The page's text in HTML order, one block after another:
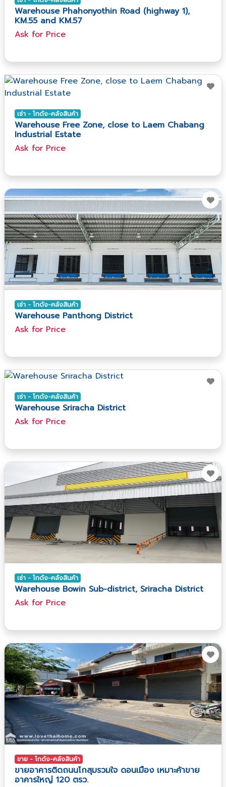
Warehouse Phahonyothin Road (highway 1),
KM.55 and KM.57
Ask​ for​ Price
เช่า - โกดัง-คลังสินค้า
Warehouse Free Zone, close to Laem Chabang
Industrial Estate
Ask​ for​ Price
เช่า - โกดัง-คลังสินค้า
Warehouse Panthong District
Ask​ for​ Price
เช่า - โกดัง-คลังสินค้า
Warehouse Sriracha District
Ask​ for​ Price
เช่า - โกดัง-คลังสินค้า
Warehouse Bowin Sub-district, Sriracha District
Ask​ for​ Price
ขาย - โกดัง-คลังสินค้า
ขายอาคารติดถนนโกสุมรวมใจ ดอนเมือง เหมาะค้าขาย
อาคารใหญ่ 120 ตรว.